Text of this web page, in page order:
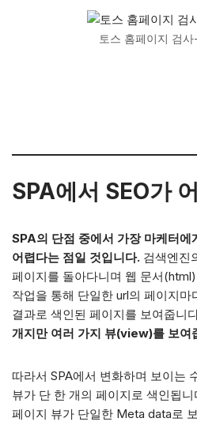
토스 홈페이지 검
SPA에서 SEO가
SPA의 단점 중에서 가장 마케터에
어렵다는 점일 것입니다. 검색엔진
페이지를 돌아다니며 웹 문서
작업을 통해 단일한 url의 페이지마
결과로 색인된 페이지를 보여줍니
개지만 여러 가지 뷰(view)를 보여
따라서 SPA에서 변화하며 보이는
뷰가 단 한 개의 페이지로 색인됩
페이지 뷰가 단일한 Meta data로